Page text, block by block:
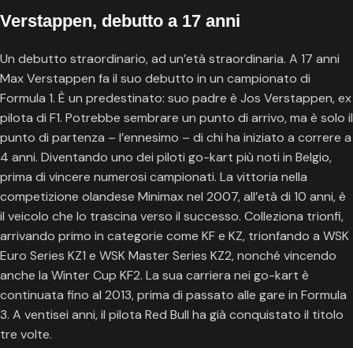
Verstappen, debutto a 17 anni
Un debutto straordinario, ad un’età straordinaria. A 17 anni
Max Verstappen fa il suo debutto in un campionato di
Formula 1. È un predestinato: suo padre è Jos Verstappen, ex
pilota di F1. Potrebbe sembrare un punto di arrivo, ma è solo il
punto di partenza – l’ennesimo – di chi ha iniziato a correre a
4 anni. Diventando uno dei piloti go-kart più noti in Belgio,
prima di vincere numerosi campionati. La vittoria nella
competizione olandese Minimax nel 2007, all’età di 10 anni, è
il veicolo che lo trascina verso il successo. Colleziona trionfi,
arrivando primo in categorie come KF e KZ, trionfando a WSK
Euro Series KZ1 e WSK Master Series KZ2, nonché vincendo
anche la Winter Cup KF2. La sua carriera nei go-kart è
continuata fino al 2013, prima di passato alle gare in Formula
3. A ventisei anni, il pilota Red Bull ha già conquistato il titolo
tre volte.